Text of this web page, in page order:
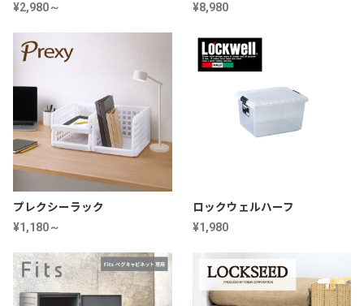
¥2,980～ ¥8,980
プレクシーラック
¥1,180～
ロックウェルハーフ
¥1,980